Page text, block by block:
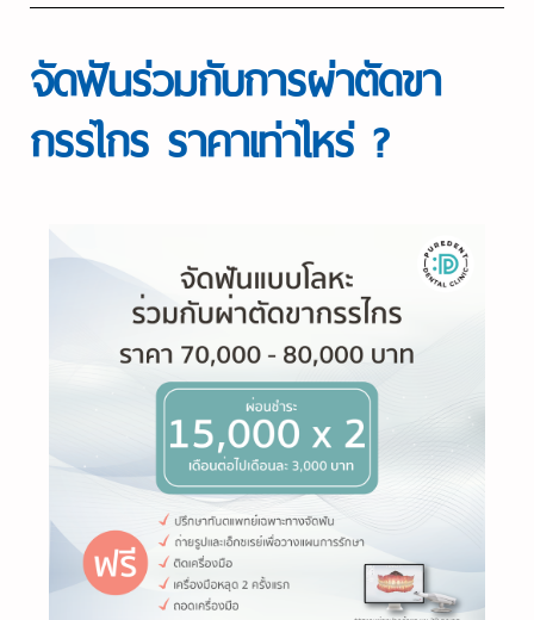
จัดฟันร่วมกับการผ่าตัดขา
กรรไกร ราคาเท่าไหร่ ?